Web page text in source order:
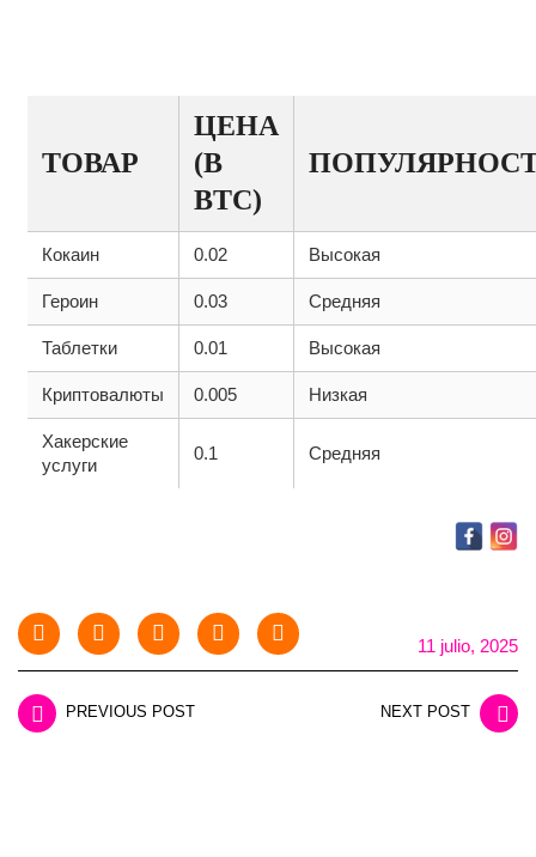
ТОВАР
ЦЕНА
(В
BTC)
Кокаин 0.02 Высокая
Героин 0.03 Средняя
Таблетки 0.01 Высокая
Криптовалюты 0.005 Низкая
Хакерские
услуги
0.1 Средняя
11 julio, 2025
PREVIOUS POST NEXT POST